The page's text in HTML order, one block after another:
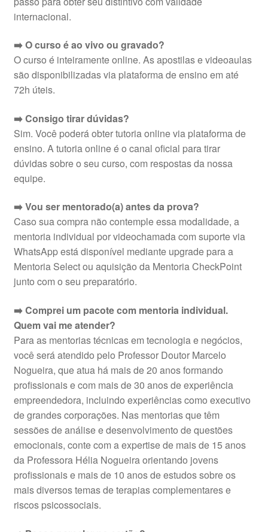
internacional.
➡️ O curso é ao vivo ou gravado?
O curso é inteiramente online. As apostilas e videoaulas
são disponibilizadas via plataforma de ensino em até
72h úteis.
➡️ Consigo tirar dúvidas?
Sim. Você poderá obter tutoria online via plataforma de
ensino. A tutoria online é o canal oficial para tirar
dúvidas sobre o seu curso, com respostas da nossa
equipe.
➡️ Vou ser mentorado(a) antes da prova?
Caso sua compra não contemple essa modalidade, a
mentoria individual por videochamada com suporte via
WhatsApp está disponível mediante upgrade para a
Mentoria Select ou aquisição da Mentoria CheckPoint
junto com o seu preparatório.
➡️ Comprei um pacote com mentoria individual.
Quem vai me atender?
Para as mentorias técnicas em tecnologia e negócios,
você será atendido pelo Professor Doutor Marcelo
Nogueira, que atua há mais de 20 anos formando
profissionais e com mais de 30 anos de experiência
empreendedora, incluindo experiências como executivo
de grandes corporações. Nas mentorias que têm
sessões de análise e desenvolvimento de questões
emocionais, conte com a expertise de mais de 15 anos
da Professora Hélia Nogueira orientando jovens
profissionais e mais de 10 anos de estudos sobre os
mais diversos temas de terapias complementares e
riscos psicossociais.